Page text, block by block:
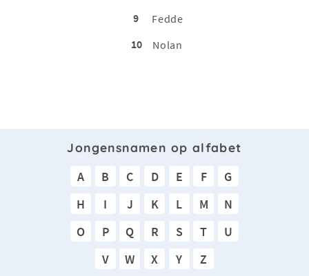
9
Fedde
10
Nolan
Jongensnamen op alfabet
A B C D E F
G
H
I J K L M
N
O
P Q R S T
U
V
W X Y Z